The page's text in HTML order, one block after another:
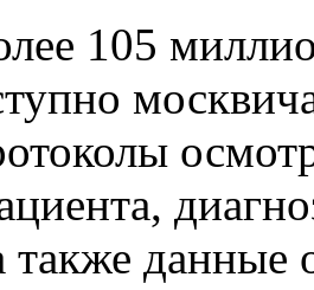
105
данные